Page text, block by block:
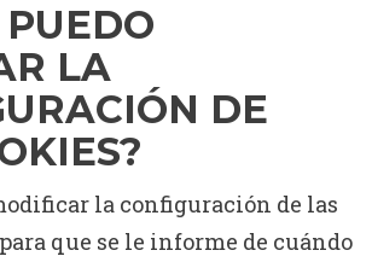
LA
DE
la configuración de las
que se le informe de cuándo